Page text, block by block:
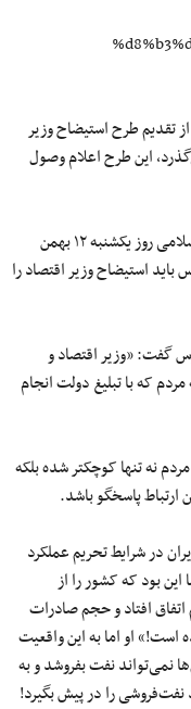
تقدیم طرح استیضاح وزیر
این طرح اعلام وصول
ولی اسماعیلی نماینده گرمی در مجلس شورای اسلامی روز یکشنبه ۱۲ بهمن
استیضاح وزیر اقتصاد را
گفت: «وزیر اقتصاد و
که با تبلیغ دولت انجام
نه تنها کوچکتر شده بلکه
پاسخگو باشد.
در شرایط تحریم عملکرد
بود که کشور را از
افتاد و حجم صادرات
او اما به این واقعیت
نمی‌تواند نفت بفروشد و به
نفت‌فروشی را در پیش بگیرد!